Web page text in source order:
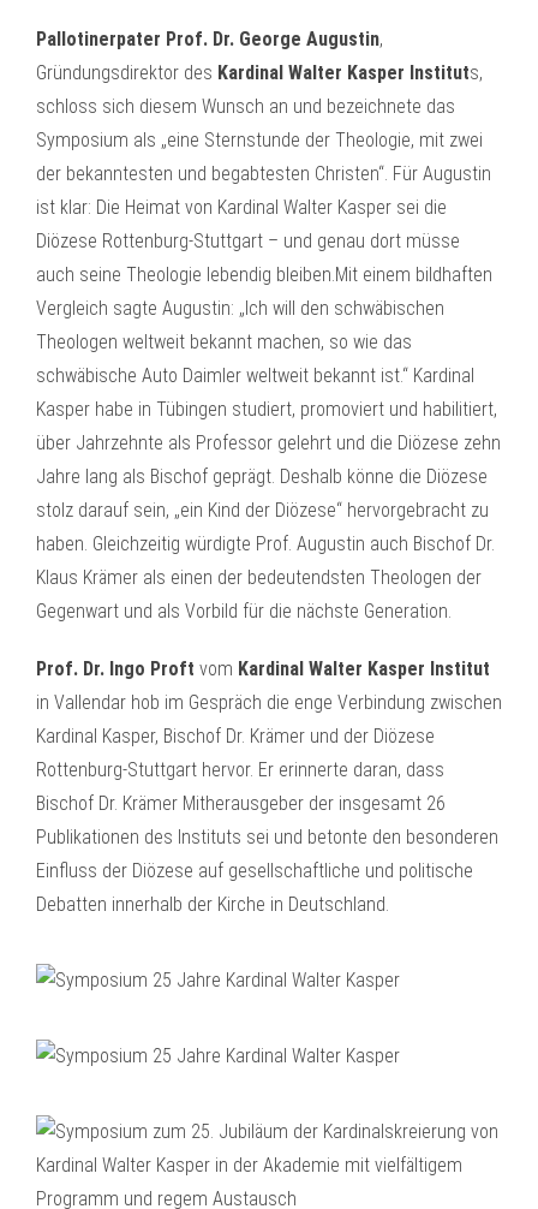
Pallotinerpater Prof. Dr. George Augustin,
Gründungsdirektor des Kardinal Walter Kasper Instituts,
schloss sich diesem Wunsch an und bezeichnete das
Symposium als „eine Sternstunde der Theologie, mit zwei
der bekanntesten und begabtesten Christen“. Für Augustin
ist klar: Die Heimat von Kardinal Walter Kasper sei die
Diözese Rottenburg-Stuttgart – und genau dort müsse
auch seine Theologie lebendig bleiben.Mit einem bildhaften
Vergleich sagte Augustin: „Ich will den schwäbischen
Theologen weltweit bekannt machen, so wie das
schwäbische Auto Daimler weltweit bekannt ist.“ Kardinal
Kasper habe in Tübingen studiert, promoviert und habilitiert,
über Jahrzehnte als Professor gelehrt und die Diözese zehn
Jahre lang als Bischof geprägt. Deshalb könne die Diözese
stolz darauf sein, „ein Kind der Diözese“ hervorgebracht zu
haben. Gleichzeitig würdigte Prof. Augustin auch Bischof Dr.
Klaus Krämer als einen der bedeutendsten Theologen der
Gegenwart und als Vorbild für die nächste Generation.
Prof. Dr. Ingo Proft vom Kardinal Walter Kasper Institut
in Vallendar hob im Gespräch die enge Verbindung zwischen
Kardinal Kasper, Bischof Dr. Krämer und der Diözese
Rottenburg-Stuttgart hervor. Er erinnerte daran, dass
Bischof Dr. Krämer Mitherausgeber der insgesamt 26
Publikationen des Instituts sei und betonte den besonderen
Einfluss der Diözese auf gesellschaftliche und politische
Debatten innerhalb der Kirche in Deutschland.